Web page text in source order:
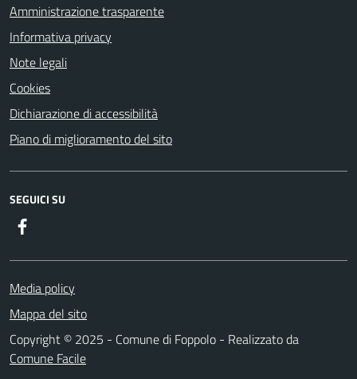
Amministrazione trasparente
Informativa privacy
Note legali
Cookies
Dichiarazione di accessibilità
Piano di miglioramento del sito
SEGUICI SU
Media policy
Mappa del sito
Copyright © 2025 - Comune di Foppolo - Realizzato da
Comune Facile